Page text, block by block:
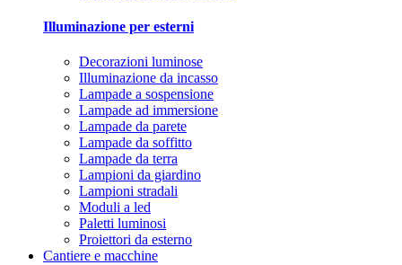
Illuminazione per esterni
Decorazioni luminose
Illuminazione da incasso
Lampade a sospensione
Lampade ad immersione
Lampade da parete
Lampade da soffitto
Lampade da terra
Lampioni da giardino
Lampioni stradali
Moduli a led
Paletti luminosi
Proiettori da esterno
Cantiere e macchine